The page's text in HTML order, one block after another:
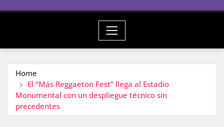
Home
El “Más Reggaeton Fest” llega al Estadio
Monumental con un despliegue técnico sin
precedentes